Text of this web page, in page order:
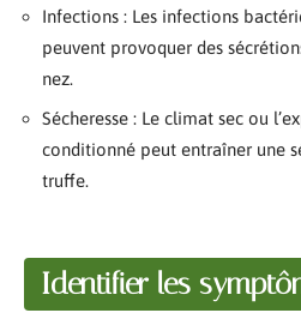
Infections : Les infections
peuvent provoquer des
nez.
Sécheresse : Le climat sec ou
conditionné peut entraîner une
truffe.
Identifier les